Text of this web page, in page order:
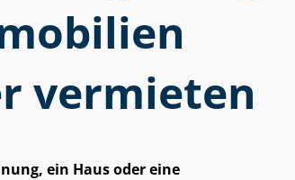
vermieten
ein Haus oder eine